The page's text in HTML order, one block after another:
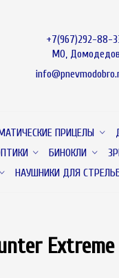
+7(967)292-88-
МО,
ПРИЦЕЛЫ
БИНОКЛИ
НАУШНИКИ ДЛЯ
товар
Extreme